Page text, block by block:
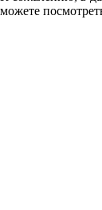
можете